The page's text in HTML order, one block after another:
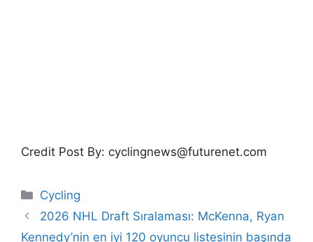
Credit Post By: cyclingnews@futurenet.com
Categories
Cycling
2026 NHL Draft Sıralaması: McKenna, Ryan
Kennedy’nin en iyi 120 oyuncu listesinin başında